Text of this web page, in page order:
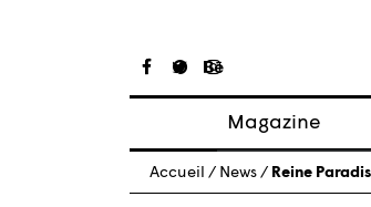
Magazine
Articles
À propos
Accueil / News / Reine